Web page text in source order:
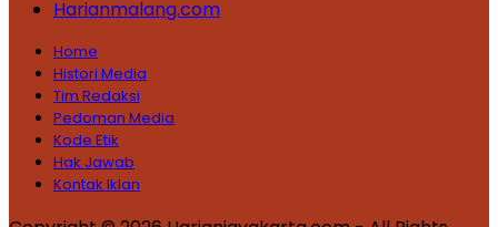
Harianmalang.com
Home
Histori Media
Tim Redaksi
Pedoman Media
Kode Etik
Hak Jawab
Kontak Iklan